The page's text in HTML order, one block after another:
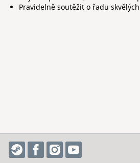
Pravidelně soutěžit o řadu